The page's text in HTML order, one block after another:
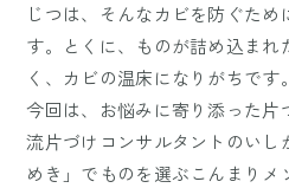
じつは、そんなカビを防ぐた
す。とくに、ものが詰め込ま
く、カビの温床になりがちです。
今回は、お悩みに寄り添った片
流片づけコンサルタントのいし
めき」でものを選ぶこんまりメ